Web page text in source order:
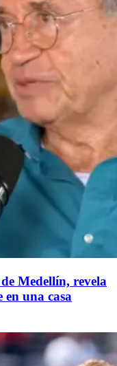
Medellín, revela
una casa